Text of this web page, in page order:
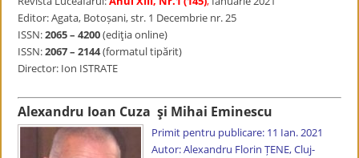
Editor: Agata, Botoșani, str. 1 Decembrie nr. 25
ISSN:2065 – 4200(ediţia online)
ISSN:2067 – 2144(formatul tipărit)
Director: Ion ISTRATE
Alexandru Ioan Cuza şi Mihai Eminescu
Primit pentru publicare: 11 Ian. 2021
Autor: Alexandru Florin ȚENE, Cluj-